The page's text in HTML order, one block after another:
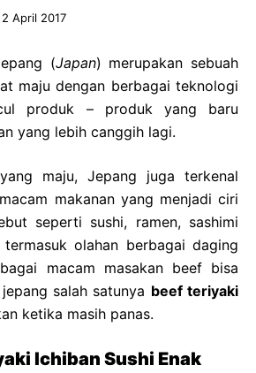
2 April 2017
(Japan) merupakan sebuah
maju dengan berbagai teknologi
produk – produk yang baru
yang lebih canggih lagi.
maju, Jepang juga terkenal
makanan yang menjadi ciri
seperti sushi, ramen, sashimi
olahan berbagai daging
macam masakan beef bisa
salah satunya beef teriyaki
ketika masih panas.
Ichiban Sushi Enak